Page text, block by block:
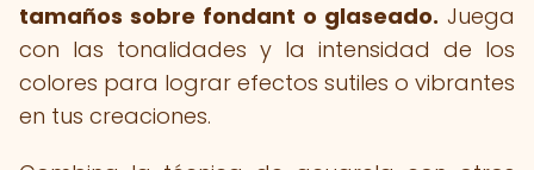
tamaños sobre fondant o glaseado. Juega
con las tonalidades y la intensidad de los
colores para lograr efectos sutiles o vibrantes
en tus creaciones.